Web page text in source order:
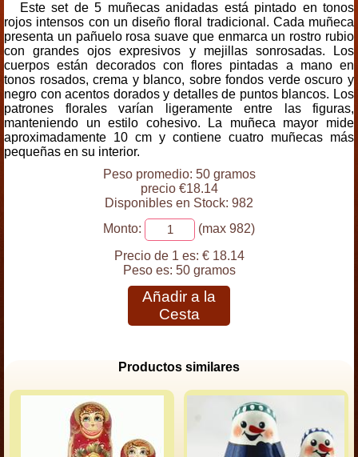
Este set de 5 muñecas anidadas está pintado en tonos
rojos intensos con un diseño floral tradicional. Cada muñeca
presenta un pañuelo rosa suave que enmarca un rostro rubio
con grandes ojos expresivos y mejillas sonrosadas. Los
cuerpos están decorados con flores pintadas a mano en
tonos rosados, crema y blanco, sobre fondos verde oscuro y
negro con acentos dorados y detalles de puntos blancos. Los
patrones florales varían ligeramente entre las figuras,
manteniendo un estilo cohesivo. La muñeca mayor mide
aproximadamente 10 cm y contiene cuatro muñecas más
pequeñas en su interior.
Peso promedio: 50 gramos
precio €18.14
Disponibles en Stock: 982
Monto:
(max 982)
Precio de 1 es: € 18.14
Peso es: 50 gramos
Añadir a la
Cesta
Productos similares